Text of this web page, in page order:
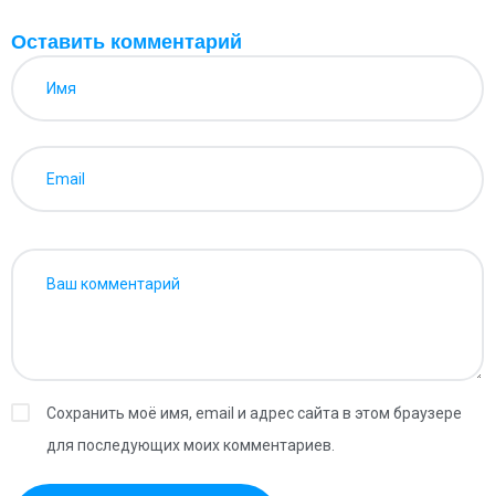
Оставить комментарий
Сохранить моё имя, email и адрес сайта в этом браузере
для последующих моих комментариев.